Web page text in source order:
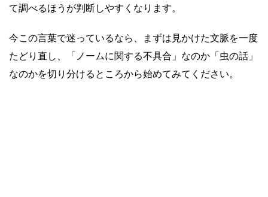
て調べるほうが判断しやすくなります。
今この言葉で迷っているなら、まずは見かけた文脈を一度
たどり直し、「ノームに関する不具合」なのか「虫の話」
なのかを切り分けるところから始めてみてください。